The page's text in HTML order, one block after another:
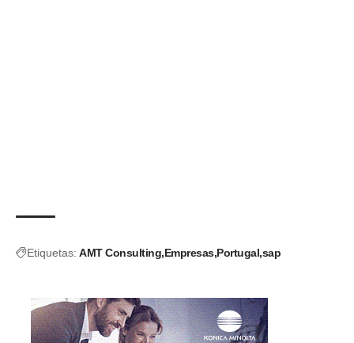
Etiquetas: AMT Consulting Empresas Portugal sap